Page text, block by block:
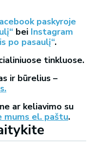
paskyroje
bei Instagram
po pasaulį“.
tinkluose.
ir būrelius –
ar keliavimo su
mums el. paštu.